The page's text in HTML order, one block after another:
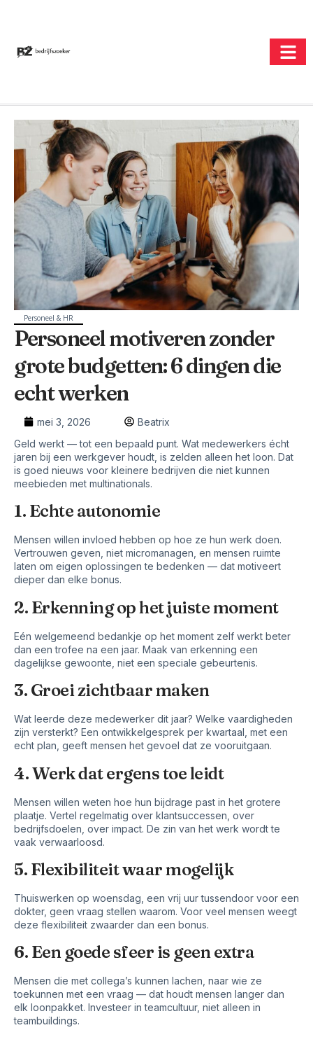
Personeel & HR
Personeel motiveren zonder
grote budgetten: 6 dingen die
echt werken
mei 3, 2026
Beatrix
Geld werkt — tot een bepaald punt. Wat medewerkers écht
jaren bij een werkgever houdt, is zelden alleen het loon. Dat
is goed nieuws voor kleinere bedrijven die niet kunnen
meebieden met multinationals.
1. Echte autonomie
Mensen willen invloed hebben op hoe ze hun werk doen.
Vertrouwen geven, niet micromanagen, en mensen ruimte
laten om eigen oplossingen te bedenken — dat motiveert
dieper dan elke bonus.
2. Erkenning op het juiste moment
Eén welgemeend bedankje op het moment zelf werkt beter
dan een trofee na een jaar. Maak van erkenning een
dagelijkse gewoonte, niet een speciale gebeurtenis.
3. Groei zichtbaar maken
Wat leerde deze medewerker dit jaar? Welke vaardigheden
zijn versterkt? Een ontwikkelgesprek per kwartaal, met een
echt plan, geeft mensen het gevoel dat ze vooruitgaan.
4. Werk dat ergens toe leidt
Mensen willen weten hoe hun bijdrage past in het grotere
plaatje. Vertel regelmatig over klantsuccessen, over
bedrijfsdoelen, over impact. De zin van het werk wordt te
vaak verwaarloosd.
5. Flexibiliteit waar mogelijk
Thuiswerken op woensdag, een vrij uur tussendoor voor een
dokter, geen vraag stellen waarom. Voor veel mensen weegt
deze flexibiliteit zwaarder dan een bonus.
6. Een goede sfeer is geen extra
Mensen die met collega’s kunnen lachen, naar wie ze
toekunnen met een vraag — dat houdt mensen langer dan
elk loonpakket. Investeer in teamcultuur, niet alleen in
teambuildings.